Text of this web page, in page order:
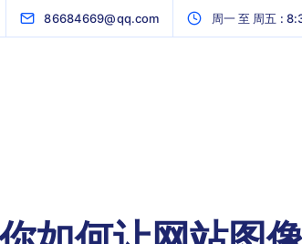
86684669@qq.com 周一 至 周五 :